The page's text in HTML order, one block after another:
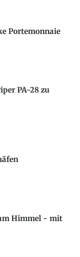
Portemonnaie
PA-28 zu
Himmel - mit